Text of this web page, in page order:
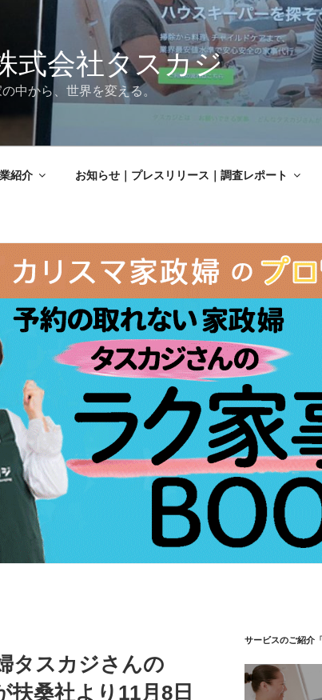
式会社タスカジ
の中から、世界を変える。
紹介 お知らせ｜プレスリリース｜調査レポート
タスカジさんの
扶桑社より11月8日
サービスのご紹介